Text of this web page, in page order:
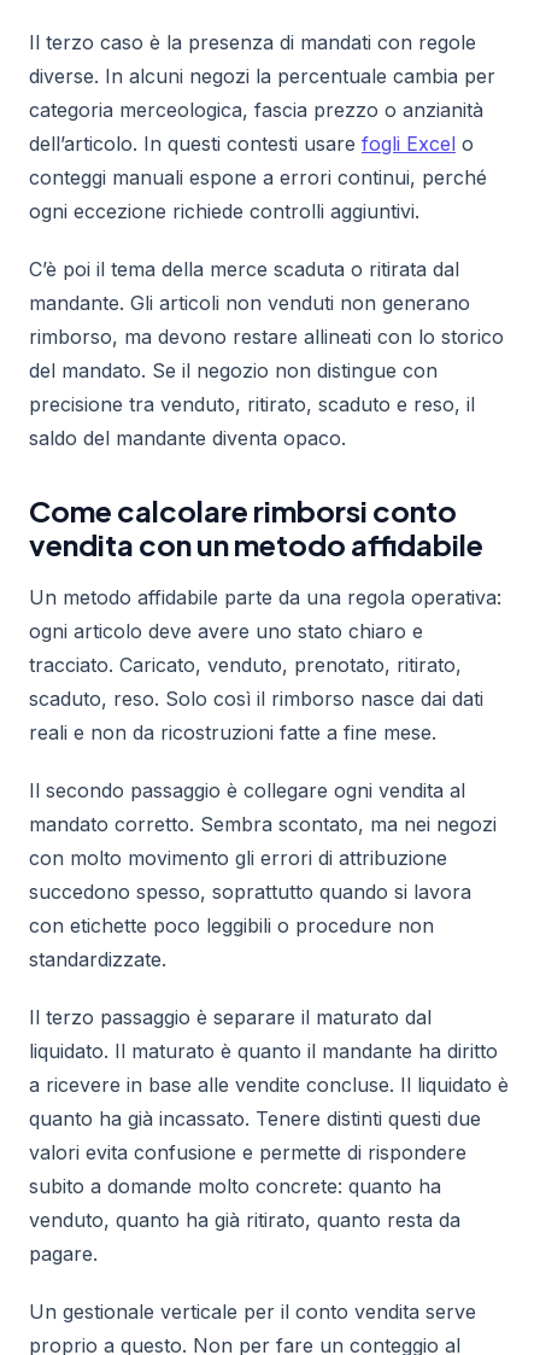
Il terzo caso è la presenza di mandati con regole
diverse. In alcuni negozi la percentuale cambia per
categoria merceologica, fascia prezzo o anzianità
dell’articolo. In questi contesti usare fogli Excel o
conteggi manuali espone a errori continui, perché
ogni eccezione richiede controlli aggiuntivi.
C’è poi il tema della merce scaduta o ritirata dal
mandante. Gli articoli non venduti non generano
rimborso, ma devono restare allineati con lo storico
del mandato. Se il negozio non distingue con
precisione tra venduto, ritirato, scaduto e reso, il
saldo del mandante diventa opaco.
Come calcolare rimborsi conto
vendita con un metodo affidabile
Un metodo affidabile parte da una regola operativa:
ogni articolo deve avere uno stato chiaro e
tracciato. Caricato, venduto, prenotato, ritirato,
scaduto, reso. Solo così il rimborso nasce dai dati
reali e non da ricostruzioni fatte a fine mese.
Il secondo passaggio è collegare ogni vendita al
mandato corretto. Sembra scontato, ma nei negozi
con molto movimento gli errori di attribuzione
succedono spesso, soprattutto quando si lavora
con etichette poco leggibili o procedure non
standardizzate.
Il terzo passaggio è separare il maturato dal
liquidato. Il maturato è quanto il mandante ha diritto
a ricevere in base alle vendite concluse. Il liquidato è
quanto ha già incassato. Tenere distinti questi due
valori evita confusione e permette di rispondere
subito a domande molto concrete: quanto ha
venduto, quanto ha già ritirato, quanto resta da
pagare.
Un gestionale verticale per il conto vendita serve
proprio a questo. Non per fare un conteggio al